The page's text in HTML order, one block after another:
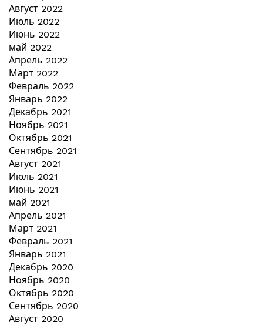
Август 2022
Июль 2022
Июнь 2022
май 2022
Апрель 2022
Март 2022
Февраль 2022
Январь 2022
Декабрь 2021
Ноябрь 2021
Октябрь 2021
Сентябрь 2021
Август 2021
Июль 2021
Июнь 2021
май 2021
Апрель 2021
Март 2021
Февраль 2021
Январь 2021
Декабрь 2020
Ноябрь 2020
Октябрь 2020
Сентябрь 2020
Август 2020